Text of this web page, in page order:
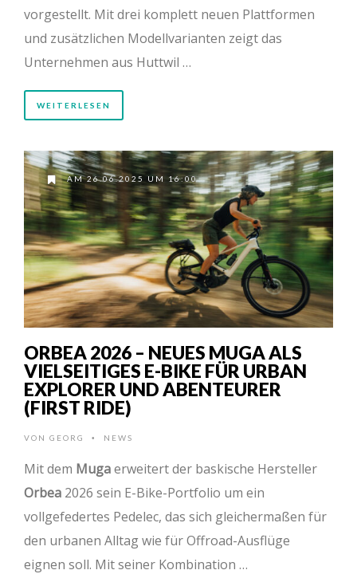
vorgestellt. Mit drei komplett neuen Plattformen
und zusätzlichen Modellvarianten zeigt das
Unternehmen aus Huttwil …
WEITERLESEN
AM 26.06.2025 UM 16:00
ORBEA 2026 – NEUES MUGA ALS
VIELSEITIGES E-BIKE FÜR URBAN
EXPLORER UND ABENTEURER
(FIRST RIDE)
VON GEORG • NEWS
Mit dem Mugaerweitert der baskische Hersteller
Orbea 2026 sein E-Bike-Portfolio um ein
vollgefedertes Pedelec, das sich gleichermaßen für
den urbanen Alltag wie für Offroad-Ausflüge
eignen soll. Mit seiner Kombination …